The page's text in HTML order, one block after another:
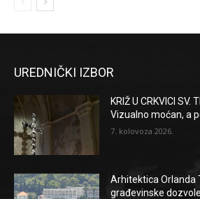
UREDNIČKI IZBOR
KRIŽ U CRKVICI SV.
Vizualno moćan, a
7. kolovoza 2026.
Arhitektica Orlanda
građevinske